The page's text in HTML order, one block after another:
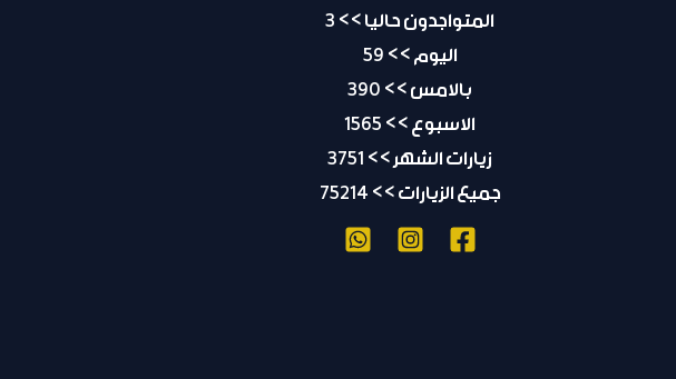
المتواجدون حاليا >> 3
اليوم >> 59
بالامس >> 390
الاسبوع >> 1565
زيارات الشهر >> 3751
جميع الزيارات >> 75214